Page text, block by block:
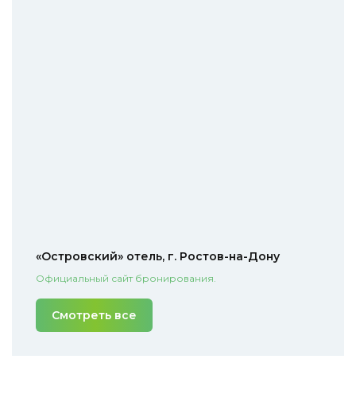
«Островский» отель, г. Ростов-на-Дону
Официальный сайт бронирования.
Смотреть все